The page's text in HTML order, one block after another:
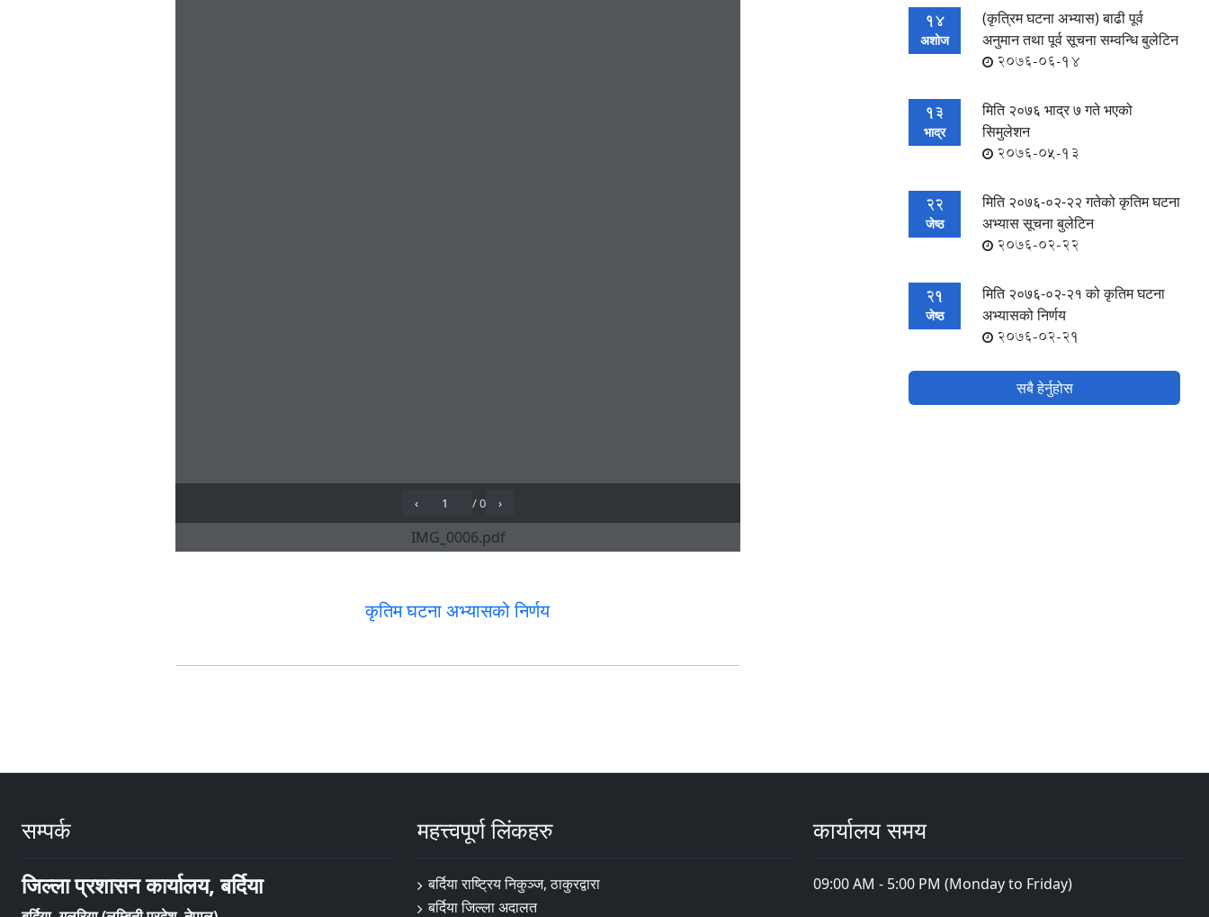
कृतिम घटना अभ्यासको निर्णय
14
अशोज
(कृत्रिम घटना अभ्यास) बाढी पूर्व
अनुमान तथा पूर्व सूचना सम्वन्धि बुलेटिन
2076-06-14
13
भाद्र
मिति २०७६ भाद्र ७ गते भएको
सिमुलेशन
2076-05-13
22
जेष्ठ
मिति २०७६-०२-२२ गतेको कृतिम घटना
अभ्यास सूचना बुलेटिन
2076-02-22
21
जेष्ठ
मिति २०७६-०२-२१ को कृतिम घटना
अभ्यासको निर्णय
2076-02-21
सबै हेर्नुहोस
सम्पर्क
जिल्ला प्रशासन कार्यालय, बर्दिया
महत्त्वपूर्ण लिंकहरु
बर्दिया राष्ट्रिय निकुञ्ज, ठाकुरद्वारा
बर्दिया जिल्ला अदालत
कार्यालय समय
09:00 AM - 5:00 PM (Monday to Friday)